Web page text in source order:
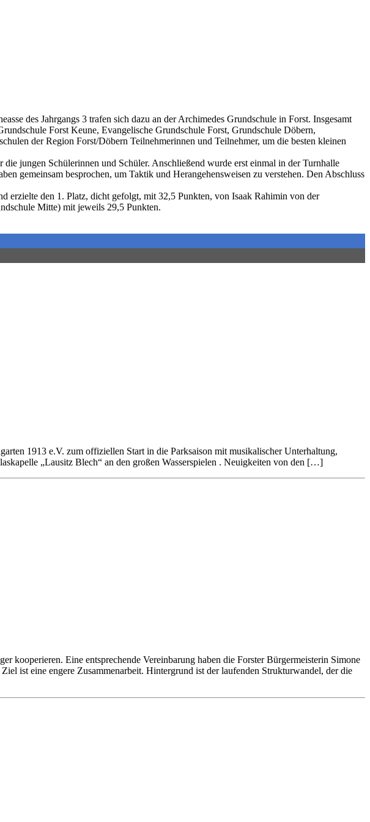
des Jahrgangs 3 trafen sich dazu an der Archimedes Grundschule in Forst. Insgesamt
Forst Keune, Evangelische Grundschule Forst, Grundschule Döbern,
der Region Forst/Döbern Teilnehmerinnen und Teilnehmer, um die besten kleinen
jungen Schülerinnen und Schüler. Anschließend wurde erst einmal in der Turnhalle
gemeinsam besprochen, um Taktik und Herangehensweisen zu verstehen. Den Abschluss
erzielte den 1. Platz, dicht gefolgt, mit 32,5 Punkten, von Isaak Rahimin von der
Mitte) mit jeweils 29,5 Punkten.
1913 e.V. zum offiziellen Start in die Parksaison mit musikalischer Unterhaltung,
„Lausitz Blech“ an den großen Wasserspielen . Neuigkeiten von den […]
Eine entsprechende Vereinbarung haben die Forster Bürgermeisterin Simone
ist eine engere Zusammenarbeit. Hintergrund ist der laufenden Strukturwandel, der die